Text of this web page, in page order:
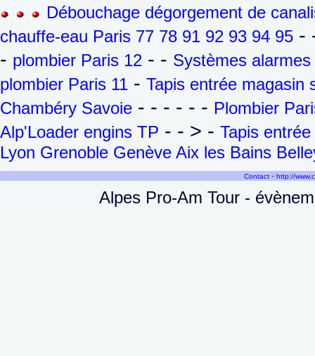
Débouchage dégorgement de
chauffe-eau Paris 77 78 91 92 93 94 95 -
- plombier Paris 12 - - Systèmes
plombier Paris 11 - Tapis entrée magasin
Chambéry Savoie - - - - - - Plombier
Alp'Loader engins TP - - > - Tapis
Lyon Grenoble Genève Aix les Bains
Contact - http://
Alpes Pro-Am Tour -